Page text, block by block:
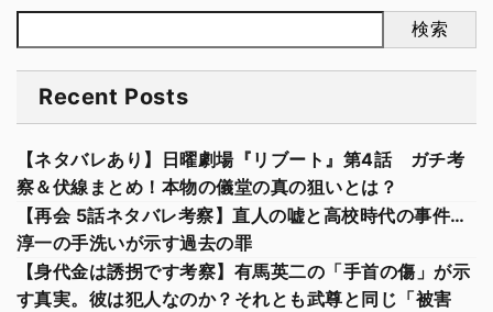
検索
Recent Posts
【ネタバレあり】日曜劇場『リブート』第4話 ガチ考
察＆伏線まとめ！本物の儀堂の真の狙いとは？
【再会 5話ネタバレ考察】直人の嘘と高校時代の事件…
淳一の手洗いが示す過去の罪
【身代金は誘拐です考察】有馬英二の「手首の傷」が示
す真実。彼は犯人なのか？それとも武尊と同じ「被害